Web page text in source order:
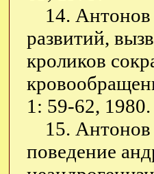
14.
развитий,
кроликов
1: 59-62, 1980.
15.
поведение